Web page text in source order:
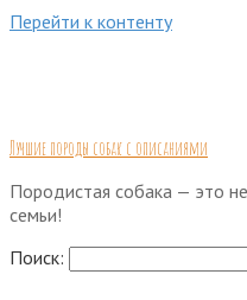
Перейти к контенту
Лучшие породы собак с описаниями
Породистая собака — это
семьи!
Поиск: